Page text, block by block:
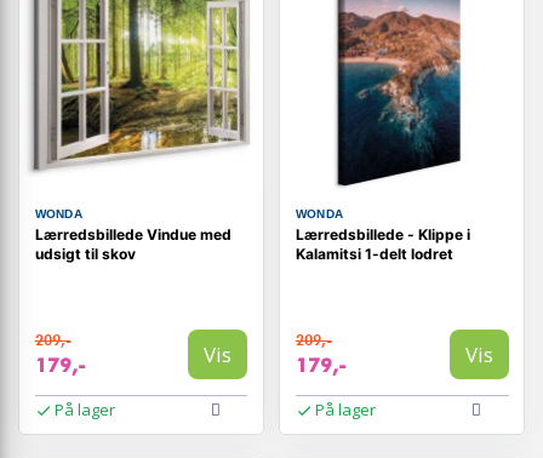
WONDA
Lærredsbillede Vindue med
udsigt til skov
209,-
179,- Vis
På lager
WONDA
Lærredsbillede - Klippe i
Kalamitsi 1-delt lodret
209,-
179,- Vis
På lager